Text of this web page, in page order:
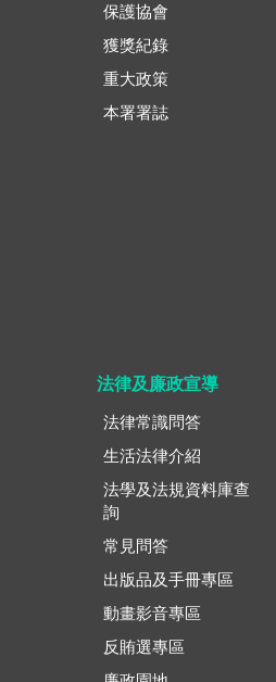
保護協會
獲獎紀錄
重大政策
本署署誌
法律及廉政宣導
法律常識問答
生活法律介紹
法學及法規資料庫查
詢
常見問答
出版品及手冊專區
動畫影音專區
反賄選專區